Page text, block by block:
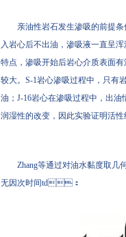
亲油性岩石发生渗吸的前提条件
入岩心后不出油，渗吸液一直呈
特点，渗吸开始后岩心介质表面有
较大。S-1岩心渗吸过程中，只
油；J-16岩心在渗吸过程中，
润湿性的改变，因此实验证明
Zhang等通过对油水黏度取几何
无因次时间td：